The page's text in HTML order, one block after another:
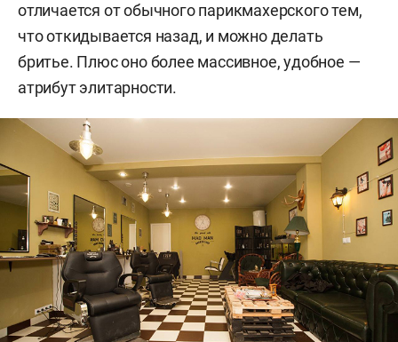
отличается от обычного парикмахерского тем,
что откидывается назад, и можно делать
бритье. Плюс оно более массивное, удобное —
атрибут элитарности.